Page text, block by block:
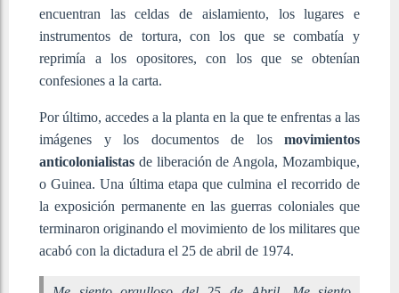
encuentran las celdas de aislamiento, los lugares e
instrumentos de tortura, con los que se combatía y
reprimía a los opositores, con los que se obtenían
confesiones a la carta.
Por último, accedes a la planta en la que te enfrentas a las
imágenes y los documentos de los movimientos
anticolonialistas de liberación de Angola, Mozambique,
o Guinea. Una última etapa que culmina el recorrido de
la exposición permanente en las guerras coloniales que
terminaron originando el movimiento de los militares que
acabó con la dictadura el 25 de abril de 1974.